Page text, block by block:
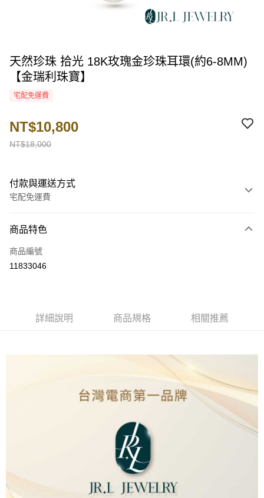
天然珍珠 拾光 18K玫瑰金珍珠耳環(約6-8MM)
【金瑞利珠寶】
宅配免運費
NT$18,000
NT$10,800
付款與運送方式
宅配免運費
信用卡一次付款
LINE Pay
ATM付款
運送方式
商品特色
商品編號
11833046
詳細說明 商品規格 相關推薦